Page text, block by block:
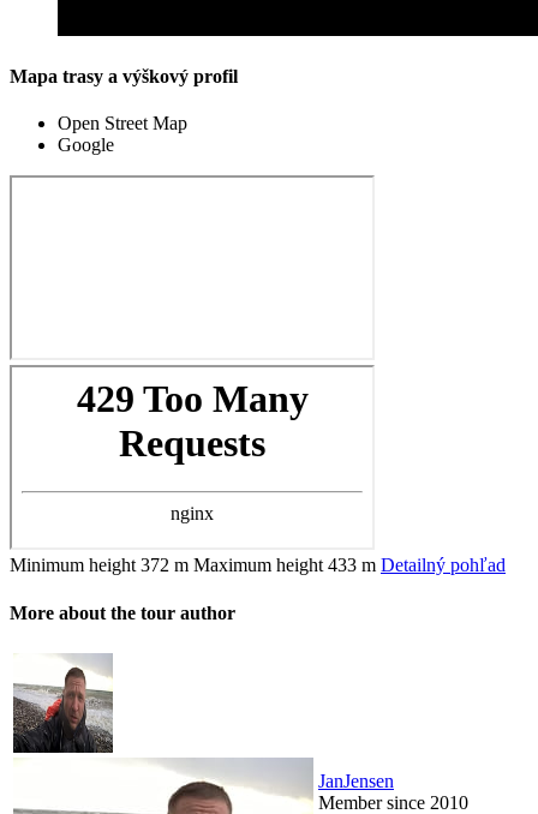
Mapa trasy a výškový profil
Open Street Map
Google
Minimum height 372 m Maximum height 433 m Detailný pohľad
More about the tour author
JanJensen
Member since 2010